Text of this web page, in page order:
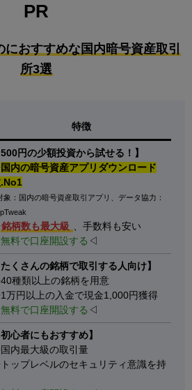
PR
おすすめな国内暗号資産取引
所3選
特徴
500円の少額投資から試せる！】
国内の暗号資産アプリダウンロード
象：国内の暗号資産取引アプリ、データ協力：
銘柄数も最大級
、手数料も安い
無料で口座開設する ◁
たくさんの銘柄で取引する人向け】
種類以上の銘柄を用意
万円以上の入金で現金1,000円獲得
無料で口座開設する ◁
初心者にもおすすめ】
内最大級の取引量
ップレベルのセキュリティ意識を持